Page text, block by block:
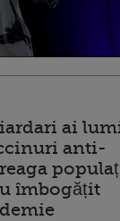
ai
anti-
îmbogățit